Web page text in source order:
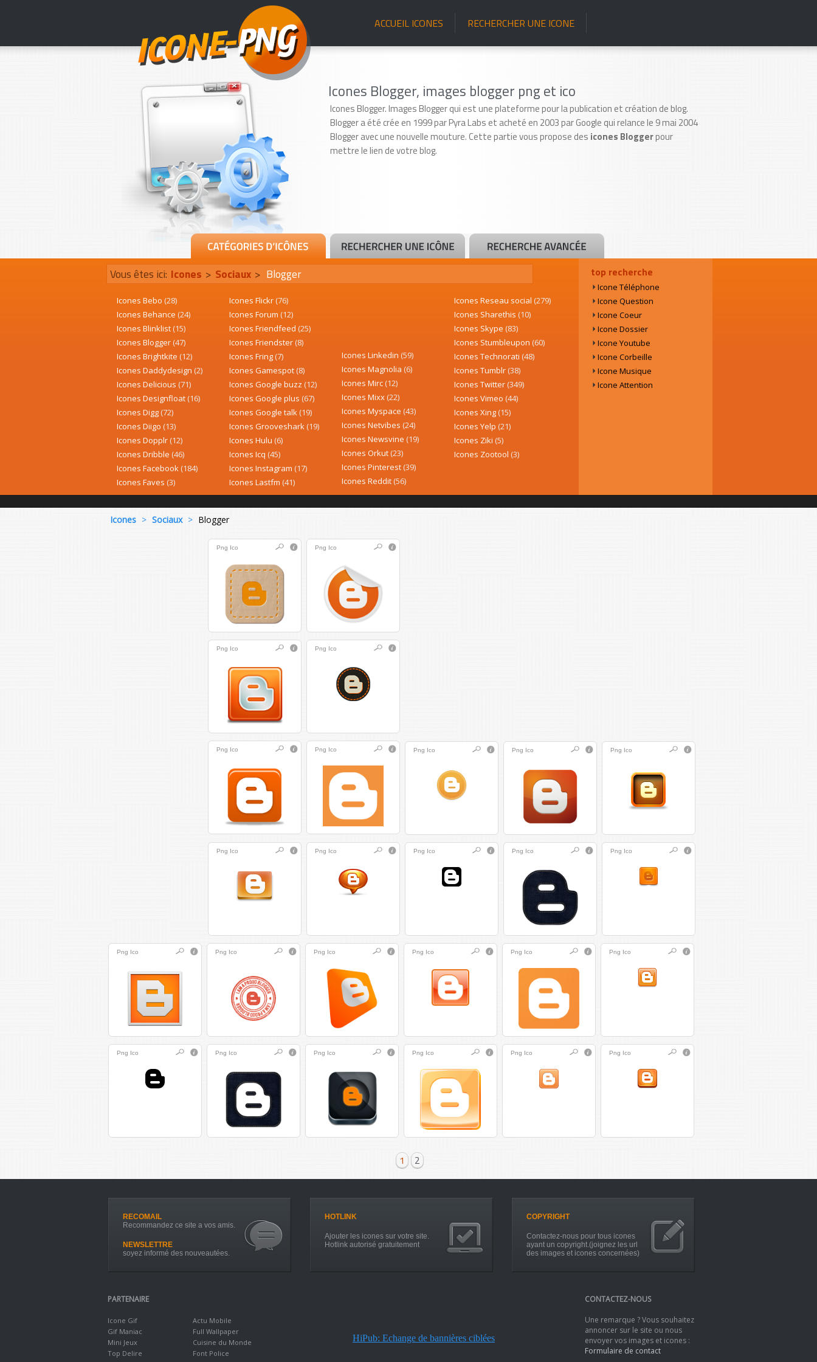
ACCUEIL ICONES RECHERCHER UNE ICONE
Icones Blogger, images blogger png et ico
Icones Blogger. Images Blogger qui est une plateforme pour la publication et création de blog.
Blogger a été crée en 1999 par Pyra Labs et acheté en 2003 par Google qui relance le 9 mai 2004
Blogger avec une nouvelle mouture. Cette partie vous propose des icones Bloggerpour
mettre le lien de votre blog.
Vous êtes ici: Icones > Sociaux > Blogger
Icones Bebo (28)
Icones Behance (24)
Icones Blinklist(15)
Icones Blogger(47)
Icones Brightkite (12)
Icones Daddydesign (2)
Icones Delicious (71)
Icones Designfloat (16)
Icones Digg (72)
Icones Diigo (13)
Icones Dopplr (12)
Icones Dribble (46)
Icones Facebook (184)
Icones Faves (3)
Icones Flickr(76)
Icones Forum (12)
Icones Friendfeed (25)
Icones Friendster(8)
Icones Fring (7)
Icones Gamespot (8)
Icones Google buzz (12)
Icones Google plus (67)
Icones Google talk (19)
Icones Grooveshark (19)
Icones Hulu (6)
Icones Icq (45)
Icones Instagram (17)
Icones Lastfm (41)
Icones Linkedin (59)
Icones Magnolia (6)
Icones Mirc (12)
Icones Mixx (22)
Icones Myspace (43)
Icones Netvibes (24)
Icones Newsvine (19)
Icones Orkut (23)
Icones Pinterest (39)
Icones Reddit (56)
Icones Reseau social (279)
Icones Sharethis (10)
Icones Skype (83)
Icones Stumbleupon (60)
Icones Technorati (48)
Icones Tumblr (38)
Icones Twitter (349)
Icones Vimeo (44)
Icones Xing (15)
Icones Yelp (21)
Icones Ziki (5)
Icones Zootool (3)
top recherche
Icone Téléphone
Icone Question
Icone Coeur
Icone Dossier
Icone Youtube
Icone Corbeille
Icone Musique
Icone Attention
Icones > Sociaux > Blogger
Png Ico Png Ico
Png Ico Png Ico
Png Ico Png Ico Png Ico Png Ico Png Ico
Png Ico Png Ico Png Ico Png Ico Png Ico
Png Ico Png Ico Png Ico Png Ico Png Ico Png Ico
Png Ico Png Ico Png Ico Png Ico Png Ico Png Ico
1 2
RECOMAIL
Recommandez ce site a vos amis.
NEWSLETTRE
soyez informé des nouveautées.
HOTLINK
Ajouter les icones sur votre site.
Hotlink autorisé gratuitement
COPYRIGHT
Contactez-nous pour tous icones
ayant un copyright.(joignez les url
des images et icones concernées)
PARTENAIRE
Icone Gif
Gif Maniac
Mini Jeux
Top Delire
Actu Mobile
Full Wallpaper
Cuisine du Monde
Font Police
HiPub: Echange de bannières ciblées
CONTACTEZ-NOUS
Une remarque ? Vous souhaitez
annoncer sur le site ou nous
envoyer vos images et icones :
Formulaire de contact